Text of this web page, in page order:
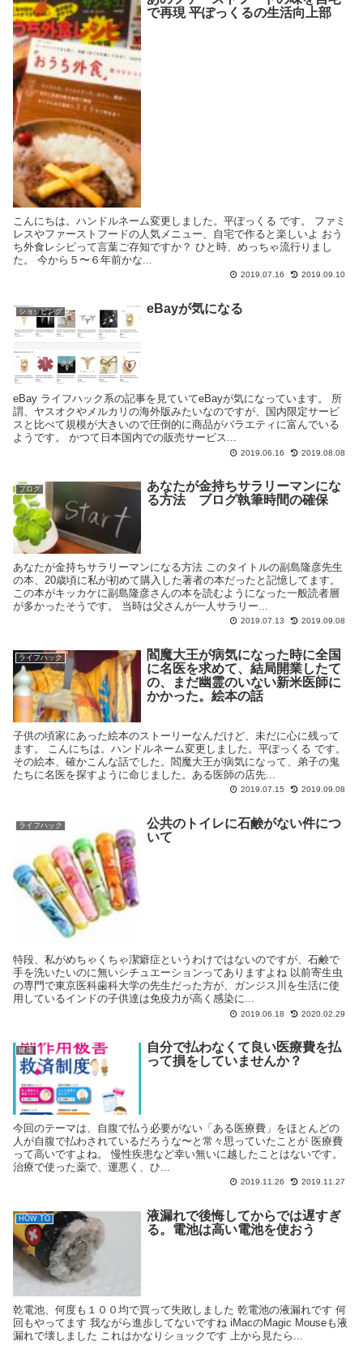
で再現 平ぽっくるの生活向上部
こんにちは。ハンドルネーム変更しました。平ぽっくる です。 ファミ
レスやファーストフードの人気メニュー、自宅で作ると楽しいよ おう
ち外食レシピって言葉ご存知ですか？ ひと時、めっちゃ流行りまし
た。 今から５〜６年前かな...
2019.07.16 2019.09.10
ショッピング eBayが気になる
eBay ライフハック系の記事を見ていてeBayが気になっています。 所
謂、ヤスオクやメルカリの海外版みたいなのですが、国内限定サービ
スと比べて規模が大きいので圧倒的に商品がバラエティに富んでいる
ようです。 かつて日本国内での販売サービス...
2019.06.16 2019.08.08
ブログ
あなたが金持ちサラリーマンにな
る方法 ブログ執筆時間の確保
あなたが金持ちサラリーマンになる方法 このタイトルの副島隆彦先生
の本、20歳頃に私が初めて購入した著者の本だったと記憶してます。
この本がキッカケに副島隆彦さんの本を読むようになった一般読者層
が多かったそうです。 当時は父さんが一人サラリー...
2019.07.13 2019.09.08
ライフハック
閻魔大王が病気になった時に全国
に名医を求めて、結局開業したて
の、まだ幽霊のいない新米医師に
かかった。絵本の話
子供の頃家にあった絵本のストーリーなんだけど、未だに心に残って
ます。 こんにちは。ハンドルネーム変更しました。平ぽっくる です。
その絵本、確かこんな話でした。閻魔大王が病気になって、弟子の鬼
たちに名医を探すように命じました。ある医師の店先...
2019.07.15 2019.09.08
ライフハック
公共のトイレに石鹸がない件につ
いて
特段、私がめちゃくちゃ潔癖症というわけではないのですが、石鹸で
手を洗いたいのに無いシチュエーションってありますよね 以前寄生虫
の専門で東京医科歯科大学の先生だった方が、ガンジス川を生活に使
用しているインドの子供達は免疫力が高く感染に...
2019.06.18 2020.02.29
健康
自分で払わなくて良い医療費を払
って損をしていませんか？
今回のテーマは、自腹で払う必要がない「ある医療費」をほとんどの
人が自腹で払わされているだろうな〜と常々思っていたことが 医療費
って高いですよね。 慢性疾患など幸い無いに越したことはないです。
治療で使った薬で、運悪く、ひ...
2019.11.26 2019.11.27
HOW TO
液漏れで後悔してからでは遅すぎ
る。電池は高い電池を使おう
乾電池、何度も１００均で買って失敗しました 乾電池の液漏れです 何
回もやってます 我ながら進歩してないですね iMacのMagic Mouseも液
漏れで壊しました これはかなりショックです 上から見たら...